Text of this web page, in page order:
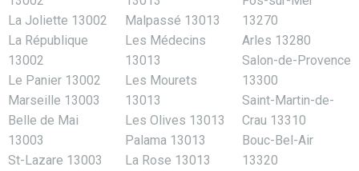
La Joliette 13002
La République
13002
Le Panier 13002
Marseille 13003
Belle de Mai
13003
St-Lazare 13003
Malpassé 13013
Les Médecins
13013
Les Mourets
13013
Les Olives 13013
Palama 13013
La Rose 13013
13270
Arles 13280
Salon-de-Provence
13300
Saint-Martin-de-
Crau 13310
Bouc-Bel-Air
13320